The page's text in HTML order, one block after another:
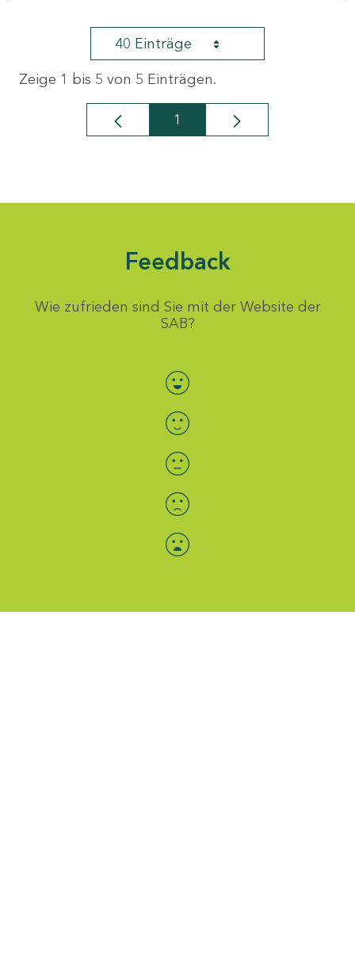
40 Einträge
Zeige 1 bis 5 von 5 Einträgen.
Seite
1
Feedback
Wie zufrieden sind Sie mit der Website der
SAB?
Bewertung auswählen